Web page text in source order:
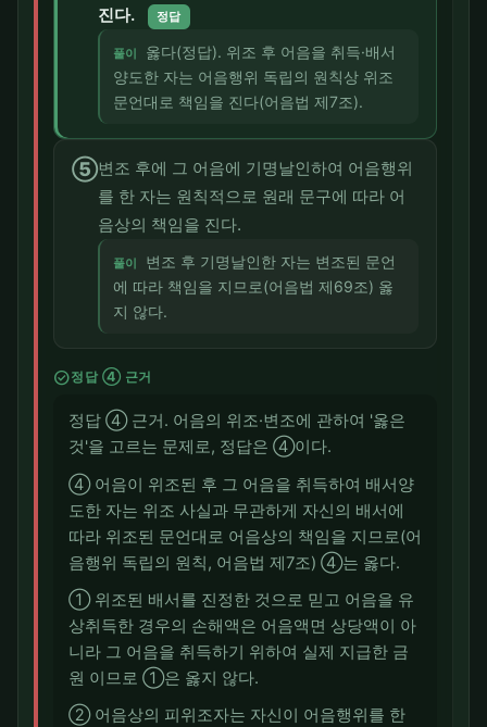
진다.
정답
풀이
옳다(정답). 위조 후 어음을 취득·배서
양도한 자는 어음행위 독립의 원칙상 위조
문언대로 책임을 진다(어음법 제7조).
⑤변조 후에 그 어음에 기명날인하여 어음행위
를 한 자는 원칙적으로 원래 문구에 따라 어
음상의 책임을 진다.
풀이
변조 후 기명날인한 자는 변조된 문언
에 따라 책임을 지므로(어음법 제69조) 옳
지 않다.
check_circle정답 ④ 근거
정답 ④ 근거. 어음의 위조·변조에 관하여 '옳은
것'을 고르는 문제로, 정답은 ④이다.
④ 어음이 위조된 후 그 어음을 취득하여 배서양
도한 자는 위조 사실과 무관하게 자신의 배서에
따라 위조된 문언대로 어음상의 책임을 지므로(어
음행위 독립의 원칙, 어음법 제7조) ④는 옳다.
① 위조된 배서를 진정한 것으로 믿고 어음을 유
상취득한 경우의 손해액은 어음액면 상당액이 아
니라 그 어음을 취득하기 위하여 실제 지급한 금
원 이므로 ①은 옳지 않다.
② 어음상의 피위조자는 자신이 어음행위를 한